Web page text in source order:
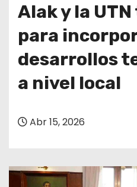
Alak y la
para
desarrollos
a nivel local
Abr 15, 2026